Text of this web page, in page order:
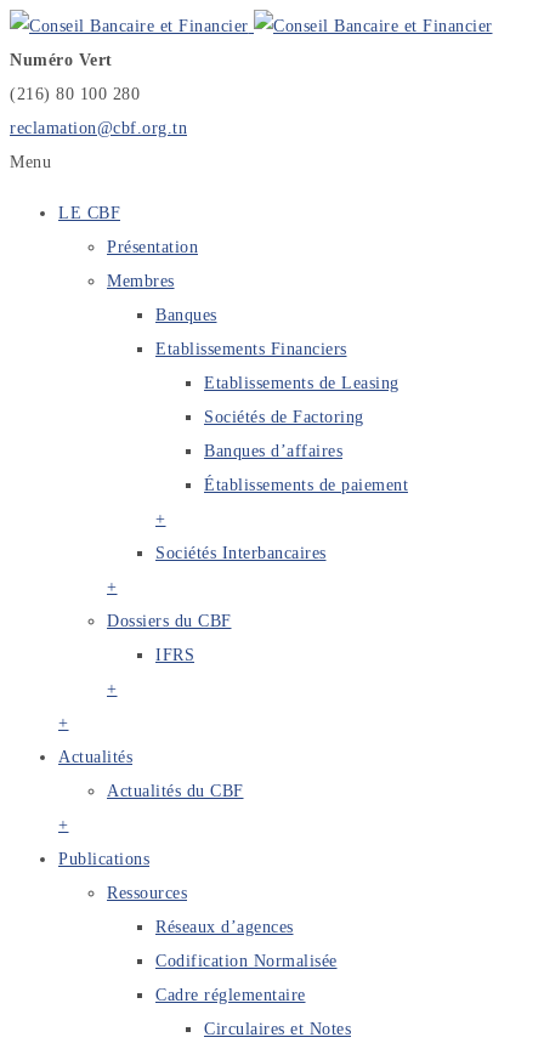
Numéro Vert
(216) 80 100 280
reclamation@cbf.org.tn
Menu
LE CBF
Présentation
Membres
Banques
Etablissements Financiers
Etablissements de Leasing
Sociétés de Factoring
Banques d’affaires
Établissements de paiement
+
Sociétés Interbancaires
+
Dossiers du CBF
IFRS
+
+
Actualités
Actualités du CBF
+
Publications
Ressources
Réseaux d’agences
Codification Normalisée
Cadre réglementaire
Circulaires et Notes